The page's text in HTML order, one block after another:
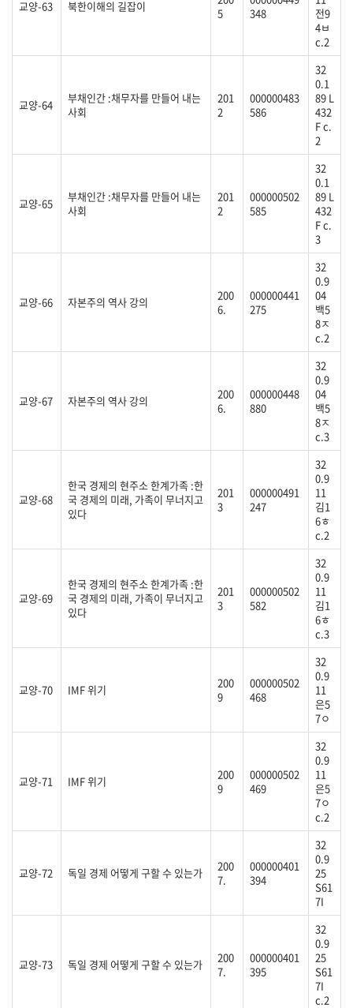
교양-63 북한이해의 길잡이
5
348
전9
4ㅂ
c.2
교양-64
부채인간 :채무자를 만들어 내는
사회
201
2
000000483
586
32
0.1
89 L
432
F c.
2
교양-65
부채인간 :채무자를 만들어 내는
사회
201
2
000000502
585
32
0.1
89 L
432
F c.
3
교양-66 자본주의 역사 강의
200
6.
000000441
275
32
0.9
04
백5
8ㅈ
c.2
교양-67 자본주의 역사 강의
200
6.
000000448
880
32
0.9
04
백5
8ㅈ
c.3
교양-68
한국 경제의 현주소 한계가족 :한
국 경제의 미래, 가족이 무너지고
있다
201
3
000000491
247
32
0.9
11
김1
6ㅎ
c.2
교양-69
한국 경제의 현주소 한계가족 :한
국 경제의 미래, 가족이 무너지고
있다
201
3
000000502
582
32
0.9
11
김1
6ㅎ
c.3
교양-70 IMF 위기
200
9
000000502
468
32
0.9
11
은5
7ㅇ
교양-71 IMF 위기
200
9
000000502
469
32
0.9
11
은5
7ㅇ
c.2
교양-72 독일 경제 어떻게 구할 수 있는가
200
7.
000000401
394
32
0.9
25
S61
7I
교양-73 독일 경제 어떻게 구할 수 있는가
200
7.
000000401
395
32
0.9
25
S61
7I
c.2